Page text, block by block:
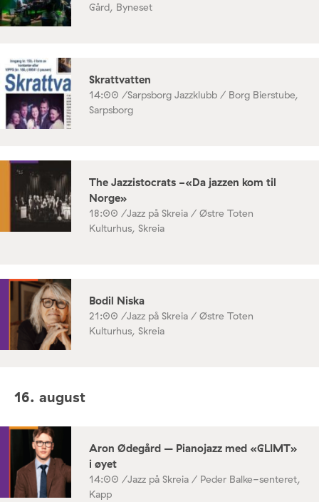
Gård, Byneset
Skrattvatten
14:00 /Sarpsborg Jazzklubb / Borg Bierstube,
Sarpsborg
The Jazzistocrats -«Da jazzen kom til
Norge»
18:00 /Jazz på Skreia / Østre Toten
Kulturhus, Skreia
Bodil Niska
21:00 /Jazz på Skreia / Østre Toten
Kulturhus, Skreia
16. august
Aron Ødegård – Pianojazz med «GLIMT»
i øyet
14:00 /Jazz på Skreia / Peder Balke-senteret,
Kapp